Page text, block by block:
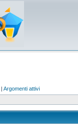
| Argomenti attivi